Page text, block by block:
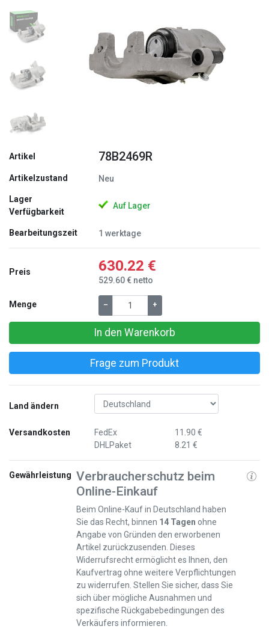
Zurück
Artikel 78B2469R
Artikelzustand Neu
Lager
Verfügbarkeit
Auf Lager
Bearbeitungszeit 1 werktage
Preis 630.22 €
529.60 € netto
Menge – +
In den Warenkorb
Frage zum Produkt
Land ändern
Versandkosten
FedEx
DHLPaket
11.90 €
8.21 €
Gewährleistung Verbraucherschutz beim
Online-Einkauf
Beim Online-Kauf in Deutschland haben
Sie das Recht, binnen 14 Tagen ohne
Angabe von Gründen den erworbenen
Artikel zurückzusenden. Dieses
Widerrufsrecht ermöglicht es Ihnen, den
Kaufvertrag ohne weitere Verpflichtungen
zu widerrufen. Stellen Sie sicher, dass Sie
sich über mögliche Ausnahmen und
spezifische Rückgabebedingungen des
Verkäufers informieren.